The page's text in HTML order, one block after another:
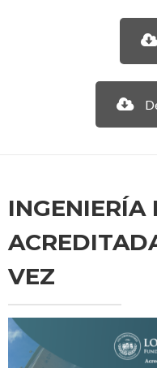
INGENIERÍA
VEZ